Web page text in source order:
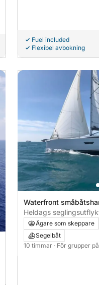
Fuel included
Flexibel avbokning
Waterfront
Italien
Heldags
Camogli
Ägare som skeppare
Segelbåt
10 timmar · För grupper